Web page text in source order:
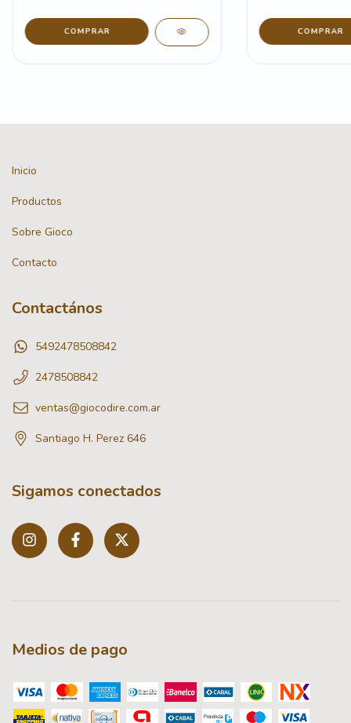
COMPRAR COMPRAR
Inicio
Productos
Sobre Gioco
Contacto
Contactános
5492478508842
2478508842
ventas@giocodire.com.ar
Santiago H. Perez 646
Sigamos conectados
Medios de pago